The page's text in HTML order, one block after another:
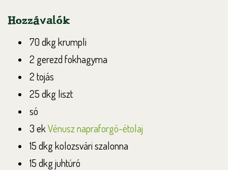
Hozzávalók
70 dkg krumpli
2 gerezd fokhagyma
2 tojás
25 dkg liszt
só
3 ekVénusz napraforgó-étolaj
15 dkg kolozsvári szalonna
15 dkg juhtúró